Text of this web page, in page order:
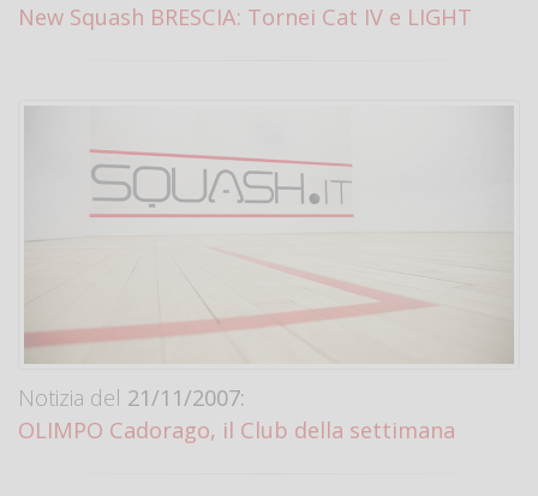
New Squash BRESCIA: Tornei Cat IV e LIGHT
Notizia del 21/11/2007:
OLIMPO Cadorago, il Club della settimana